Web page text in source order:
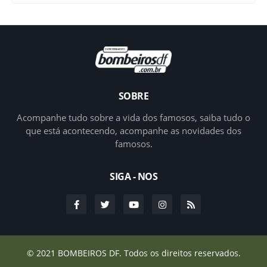
SOBRE
Acompanhe tudo sobre a vida dos famosos, saiba tudo o
que está acontecendo, acompanhe as novidades dos
famosos.
SIGA - NOS
© 2021 BOMBEIROS DF. Todos os direitos reservados.